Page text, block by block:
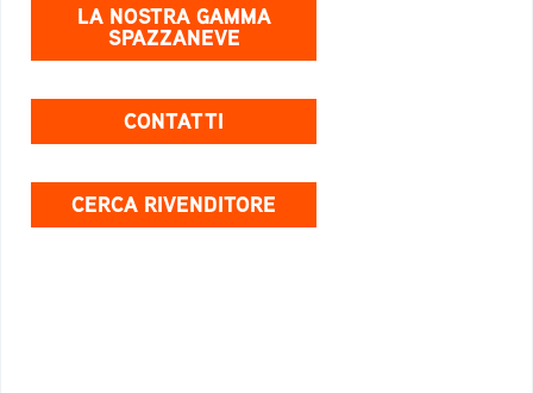
LA NOSTRA GAMMA
SPAZZANEVE
CONTATTI
CERCA RIVENDITORE